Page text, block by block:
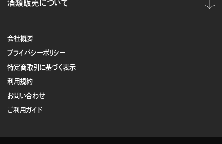
会社概要
プライバシーポリシー
特定商取引に基づく表示
利用規約
お問い合わせ
ご利用ガイド
酒類販売について